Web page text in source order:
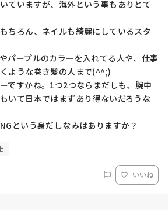
ていますが、海外という事もありとて
ちろん、ネイルも綺麗にしているスタ
パープルのカラーを入れてる人や、仕事
ような巻き髪の人まで(^^;)
ですかね。1つ2つならまだしも、腕中
いて日本ではまずあり得ないだろうな
という身だしなみはありますか？
いいね